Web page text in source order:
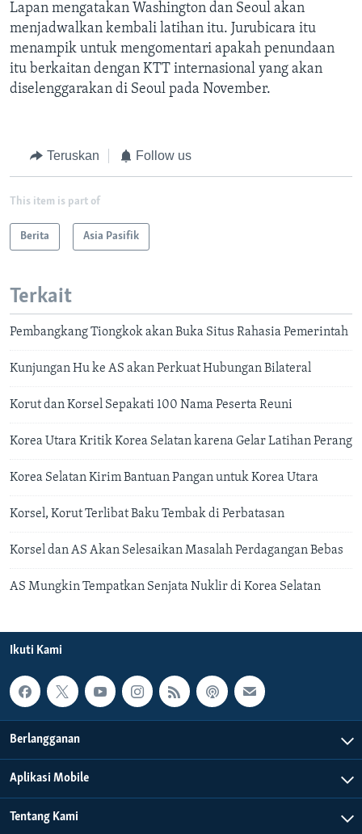
Lapan mengatakan Washington dan Seoul akan
menjadwalkan kembali latihan itu. Jurubicara itu
menampik untuk mengomentari apakah penundaan
itu berkaitan dengan KTT internasional yang akan
diselenggarakan di Seoul pada November.
Teruskan Follow us
This item is part of
Berita Asia Pasifik
Terkait
Pembangkang Tiongkok akan Buka Situs Rahasia Pemerintah
Kunjungan Hu ke AS akan Perkuat Hubungan Bilateral
Korut dan Korsel Sepakati 100 Nama Peserta Reuni
Korea Utara Kritik Korea Selatan karena Gelar Latihan Perang
Korea Selatan Kirim Bantuan Pangan untuk Korea Utara
Korsel, Korut Terlibat Baku Tembak di Perbatasan
Korsel dan AS Akan Selesaikan Masalah Perdagangan Bebas
AS Mungkin Tempatkan Senjata Nuklir di Korea Selatan
Ikuti Kami
Berlangganan
Aplikasi Mobile
Tentang Kami